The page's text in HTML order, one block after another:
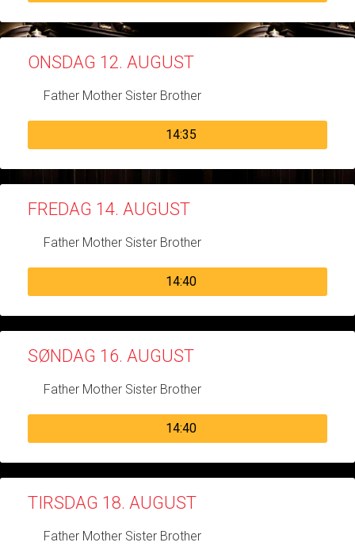
ONSDAG 12. AUGUST
Father Mother Sister Brother
14:35
FREDAG 14. AUGUST
Father Mother Sister Brother
14:40
SØNDAG 16. AUGUST
Father Mother Sister Brother
14:40
TIRSDAG 18. AUGUST
Father Mother Sister Brother